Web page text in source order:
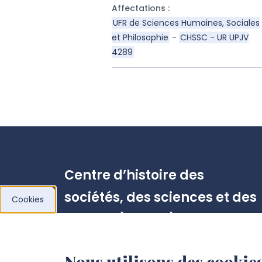
Affectations :
UFR de Sciences Humaines, Sociales
et Philosophie - CHSSC - UR UPJV
4289
Centre d’histoire des
sociétés, des sciences et des
Pôle Citadelle
Cookies